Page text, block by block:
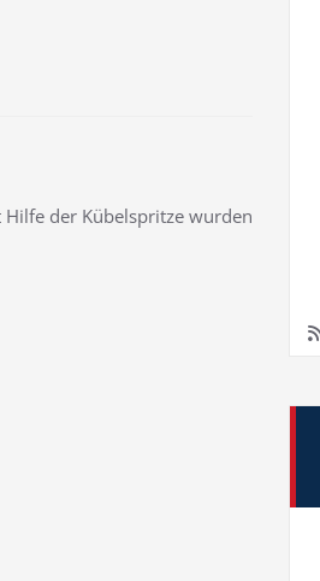
der Kübelspritze wurden